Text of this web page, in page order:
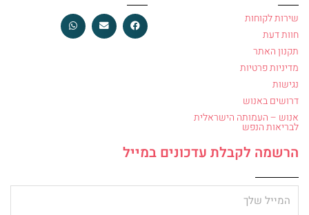
שירות לקוחות
חוות דעת
תקנון האתר
מדיניות פרטיות
נגישות
דרושים באנוש
אנוש – העמותה הישראלית
לבריאות הנפש
הרשמה לקבלת עדכונים במייל